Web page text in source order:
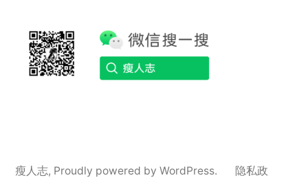
瘦人志, Proudly powered by WordPress. 隐私政